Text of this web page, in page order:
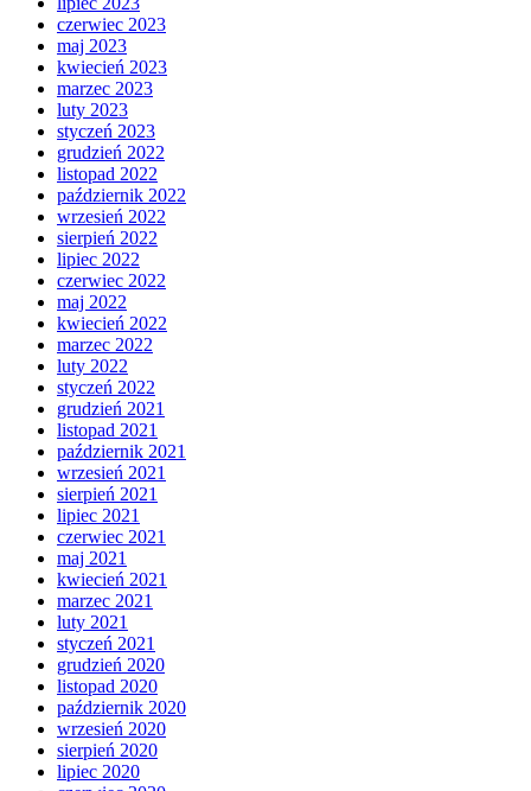
czerwiec 2023
maj 2023
kwiecień 2023
marzec 2023
luty 2023
styczeń 2023
grudzień 2022
listopad 2022
październik 2022
wrzesień 2022
sierpień 2022
lipiec 2022
czerwiec 2022
maj 2022
kwiecień 2022
marzec 2022
luty 2022
styczeń 2022
grudzień 2021
listopad 2021
październik 2021
wrzesień 2021
sierpień 2021
lipiec 2021
czerwiec 2021
maj 2021
kwiecień 2021
marzec 2021
luty 2021
styczeń 2021
grudzień 2020
listopad 2020
październik 2020
wrzesień 2020
sierpień 2020
lipiec 2020